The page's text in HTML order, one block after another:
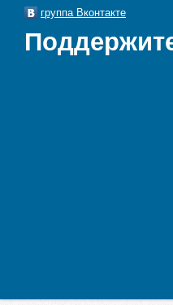
группа Вконтакте